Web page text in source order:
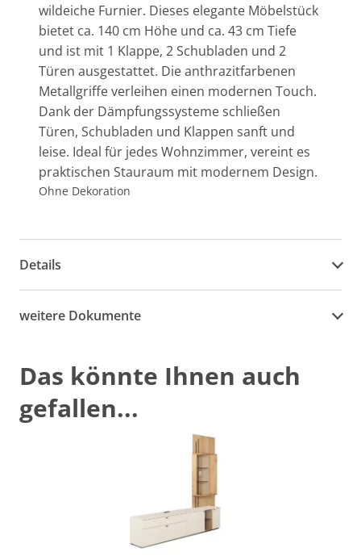
wildeiche Furnier. Dieses elegante Möbelstück
bietet ca. 140 cm Höhe und ca. 43 cm Tiefe
und ist mit 1 Klappe, 2 Schubladen und 2
Türen ausgestattet. Die anthrazitfarbenen
Metallgriffe verleihen einen modernen Touch.
Dank der Dämpfungssysteme schließen
Türen, Schubladen und Klappen sanft und
leise. Ideal für jedes Wohnzimmer, vereint es
praktischen Stauraum mit modernem Design.
Ohne Dekoration
Details
weitere Dokumente
Das könnte Ihnen auch
gefallen...